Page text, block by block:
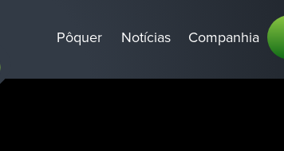
Pôquer Notícias Companhia